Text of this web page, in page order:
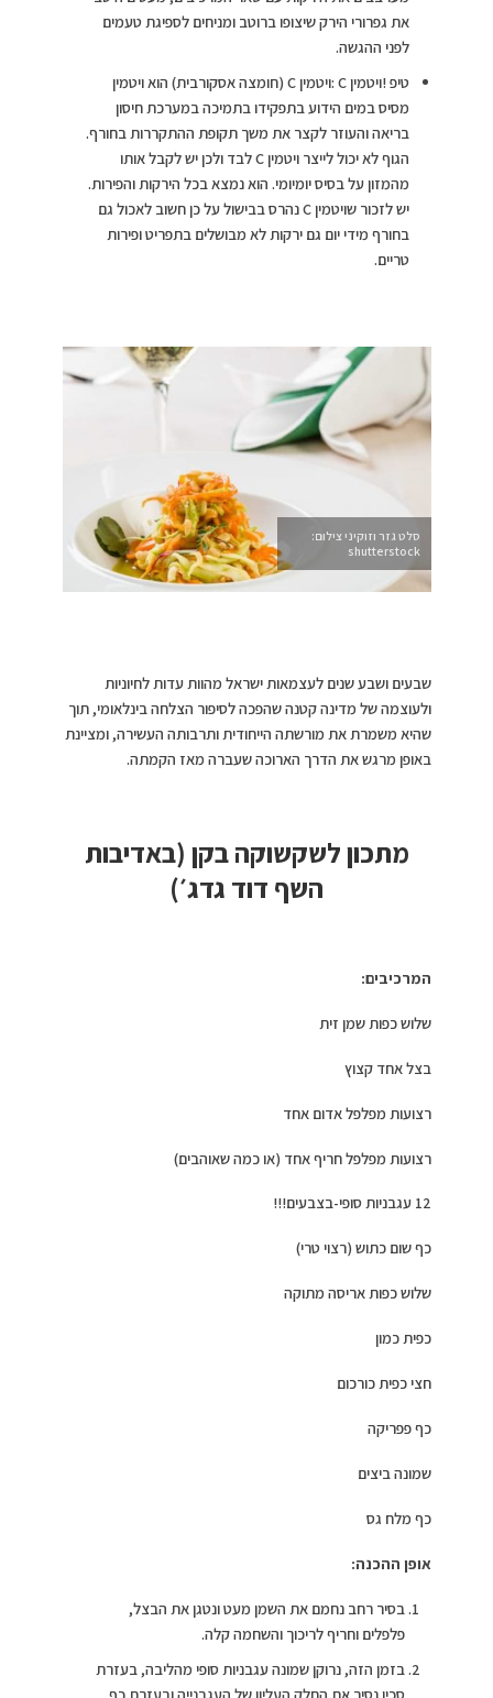
את גפרורי הירק שיצופו ברוטב ומניחים לספיגת טעמים
לפני ההגשה.
טיפ !ויטמין C :ויטמין C (חומצה אסקורבית) הוא ויטמין
מסיס במים הידוע בתפקידו בתמיכה במערכת חיסון
בריאה והעוזר לקצר את משך תקופת ההתקררות בחורף.
הגוף לא יכול לייצר ויטמין C לבד ולכן יש לקבל אותו
מהמזון על בסיס יומיומי. הוא נמצא בכל הירקות והפירות.
יש לזכור שויטמין C נהרס בבישול על כן חשוב לאכול גם
בחורף מידי יום גם ירקות לא מבושלים בתפריט ופירות
טריים.
סלט גזר וזוקיני צילום:
shutterstock
שבעים ושבע שנים לעצמאות ישראל מהוות עדות לחיוניות
ולעוצמה של מדינה קטנה שהפכה לסיפור הצלחה בינלאומי, תוך
שהיא משמרת את מורשתה הייחודית ותרבותה העשירה, ומציינת
באופן מרגש את הדרך הארוכה שעברה מאז הקמתה.
מתכון לשקשוקה בקן (באדיבות
השף דוד גדג׳)
המרכיבים:
שלוש כפות שמן זית
בצל אחד קצוץ
רצועות מפלפל אדום אחד
רצועות מפלפל חריף אחד (או כמה שאוהבים)
12 עגבניות סופי-בצבעים!!!
כף שום כתוש (רצוי טרי)
שלוש כפות אריסה מתוקה
כפית כמון
חצי כפית כורכום
כף פפריקה
שמונה ביצים
כף מלח גס
אופן ההכנה:
בסיר רחב נחמם את השמן מעט ונטגן את הבצל,
פלפלים וחריף לריכוך והשחמה קלה.
בזמן הזה, נרוקן שמונה עגבניות סופי מהליבה, בעזרת
סכין נסיר את החלק העליון של העגבנייה ובעזרת כף